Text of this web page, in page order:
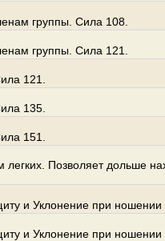
группы. Сила 108.
группы. Сила 121.
121.
135.
151.
Позволяет дольше
и Уклонение при ношении
и Уклонение при ношении